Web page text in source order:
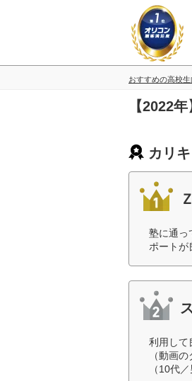
おすすめの高校
【2022
カリ
塾に通っ
ポートが
利用して
（動画
（10代／